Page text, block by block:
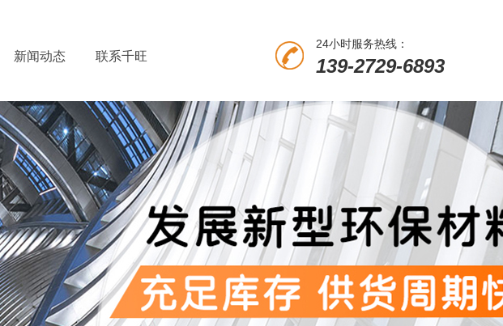
新闻动态 联系千旺
24小时服务热线：
139-2729-6893